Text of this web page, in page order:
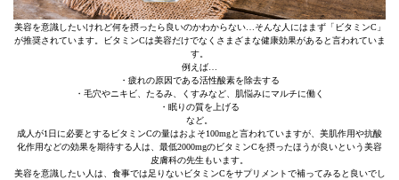
美容を意識したいけれど何を摂ったら良いのかわからない…そんな人にはまず「ビタミンC」
が推奨されています。ビタミンCは美容だけでなくさまざまな健康効果があると言われていま
す。
例えば…
・疲れの原因である活性酸素を除去する
・毛穴やニキビ、たるみ、くすみなど、肌悩みにマルチに働く
・眠りの質を上げる
など。
成人が1日に必要とするビタミンCの量はおよそ100mgと言われていますが、美肌作用や抗酸
化作用などの効果を期待する人は、最低2000mgのビタミンCを摂ったほうが良いという美容
皮膚科の先生もいます。
美容を意識したい人は、食事では足りないビタミンCをサプリメントで補ってみると良いでし